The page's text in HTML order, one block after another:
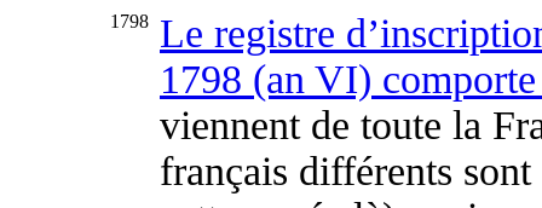
1798 Le registre
1798 (an VI)
viennent de toute la
français différents sont